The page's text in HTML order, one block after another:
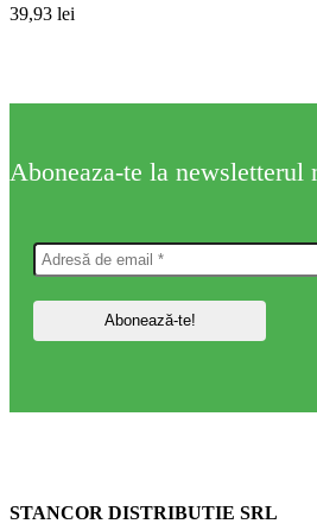
39,93 lei
Aboneaza-te la newsletterul
STANCOR DISTRIBUTIE SRL